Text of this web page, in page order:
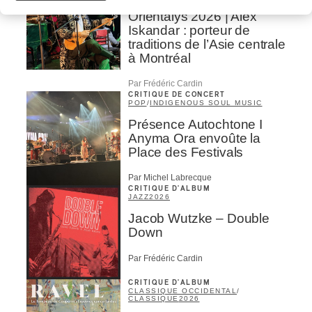
Orientalys 2026 | Alex
Iskandar : porteur de
traditions de l’Asie centrale
à Montréal
Par Frédéric Cardin
CRITIQUE DE CONCERT
POP /INDIGENOUS SOUL MUSIC
Présence Autochtone I
Anyma Ora envoûte la
Place des Festivals
Par Michel Labrecque
CRITIQUE D'ALBUM
JAZZ2026
Jacob Wutzke – Double
Down
Par Frédéric Cardin
CRITIQUE D'ALBUM
CLASSIQUE OCCIDENTAL/
CLASSIQUE2026